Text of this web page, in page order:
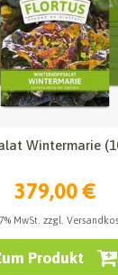
Wintermarie
379,00 €
MwSt. zzgl.
Produkt